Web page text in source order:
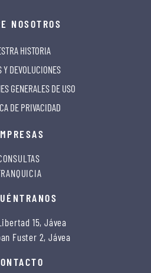
NOSOTROS
HISTORIA
Y DEVOLUCIONES
GENERALES DE USO
DE PRIVACIDAD
15, Jávea
Fuster 2, Jávea